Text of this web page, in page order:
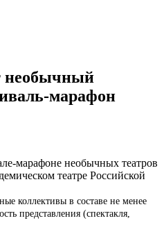
необычный
марафон
марафоне необычных театров
театре Российской
коллективы в составе не менее
представления (спектакля,